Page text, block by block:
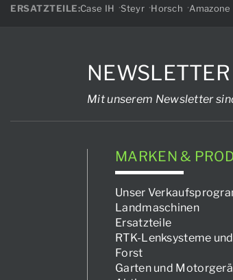
ERSATZTEILE:Case IH Steyr Horsch Amazone
Mit unserem Newsletter
MARKEN &
Unser
Landmaschinen
Ersatzteile
RTK-Lenksysteme
Forst
Garten und